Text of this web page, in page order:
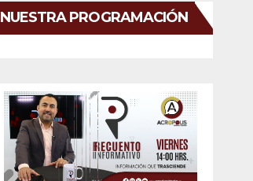
NUESTRA PROGRAMACIÓN